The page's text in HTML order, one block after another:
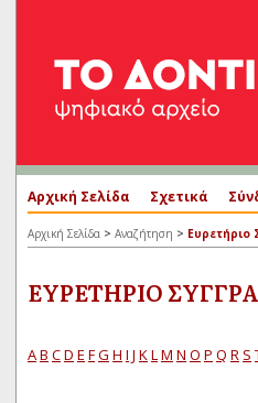
Αρχική Σελίδα Σχετικά
Αρχική Σελίδα > Αναζήτηση >
ΕΥΡΕΤΉΡΙΟ
AB CD E FG H I J KLM N O P Q R S